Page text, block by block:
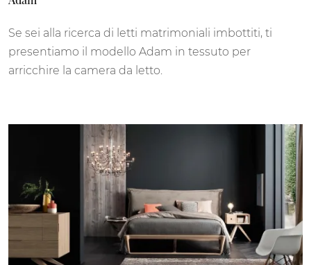
Se sei alla ricerca di letti matrimoniali imbottiti, ti
presentiamo il modello Adam in tessuto per
arricchire la camera da letto.